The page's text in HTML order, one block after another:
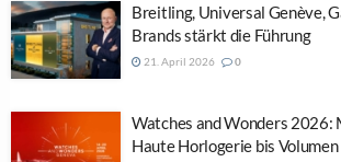
Breitling, Universal Genève,
Brands stärkt die Führung
21. April 2026 0
Watches and Wonders
Haute Horlogerie bis Volumen